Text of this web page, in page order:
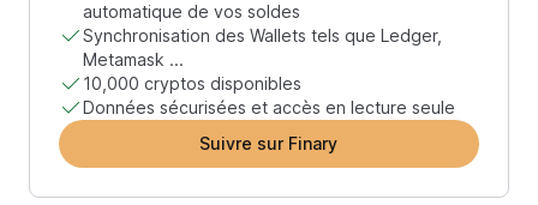
automatique de vos soldes
Synchronisation des Wallets tels que Ledger,
Metamask ...
10,000 cryptos disponibles
Données sécurisées et accès en lecture seule
Suivre sur Finary